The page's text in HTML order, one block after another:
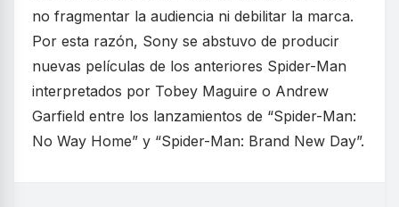
no fragmentar la audiencia ni debilitar la marca.
Por esta razón, Sony se abstuvo de producir
nuevas películas de los anteriores Spider-Man
interpretados por Tobey Maguire o Andrew
Garfield entre los lanzamientos de “Spider-Man:
No Way Home” y “Spider-Man: Brand New Day”.